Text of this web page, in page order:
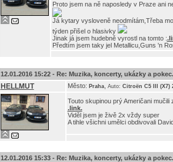
Proto jsem na ně naposledy v Praze ani
Já kytary vysloveně neodmítám,Třeba
týden přišel o hlasivky
Jinak já jsem hudebně vyrostl na tomto :
Předtím jsem taky jel Metallicu,Guns 'n
12.01.2016 15:22 - Re: Muzika, koncerty, ukázky a pokec.
HELLMUT Město: Praha, Auto: Citroën C5 III (X7)
Touto skupinou prý Američani
.link.
Viděl jsem je živě 2x vždy super
A tihle všichni umělci obdivovali
12.01.2016 15:33 - Re: Muzika, koncerty, ukázky a pokec.